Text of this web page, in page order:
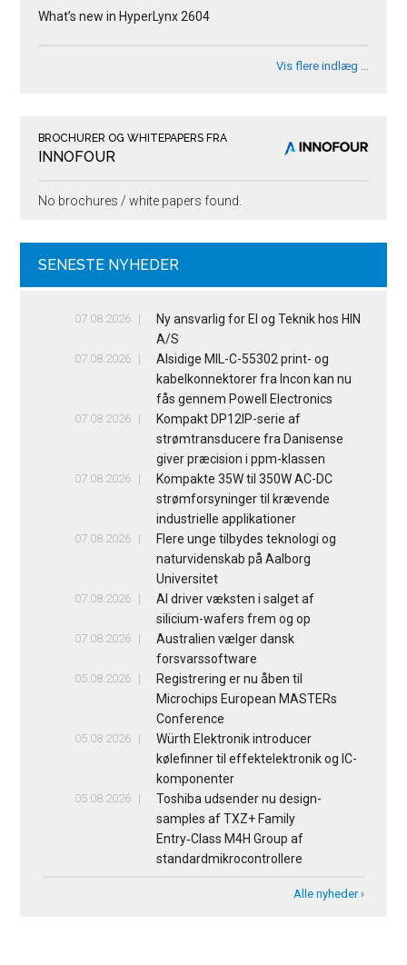
What’s new in HyperLynx 2604
Vis flere indlæg …
BROCHURER OG WHITEPAPERS FRA
INNOFOUR
No brochures / white papers found.
SENESTE NYHEDER
07.08.2026
Ny ansvarlig for El og Teknik hos HIN
A/S
07.08.2026
Alsidige MIL-C-55302 print- og
kabelkonnektorer fra Incon kan nu
fås gennem Powell Electronics
07.08.2026
Kompakt DP12IP-serie af
strømtransducere fra Danisense
giver præcision i ppm-klassen
07.08.2026
Kompakte 35W til 350W AC-DC
strømforsyninger til krævende
industrielle applikationer
07.08.2026
Flere unge tilbydes teknologi og
naturvidenskab på Aalborg
Universitet
07.08.2026
AI driver væksten i salget af
silicium-wafers frem og op
07.08.2026
Australien vælger dansk
forsvarssoftware
05.08.2026
Registrering er nu åben til
Microchips European MASTERs
Conference
05.08.2026
Würth Elektronik introducer
kølefinner til effektelektronik og IC-
komponenter
05.08.2026
Toshiba udsender nu design-
samples af TXZ+ Family
Entry‑Class M4H Group af
standardmikrocontrollere
Alle nyheder ›